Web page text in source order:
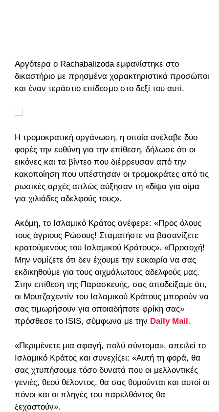
Αργότερα ο Rachabalizoda εμφανίστηκε στο
δικαστήριο με πρησμένα χαρακτηριστικά προσώπου
και έναν τεράστιο επίδεσμο στο δεξί του αυτί.
Η τρομοκρατική οργάνωση, η οποία ανέλαβε δύο
φορές την ευθύνη για την επίθεση, δήλωσε ότι οι
εικόνες και τα βίντεο που διέρρευσαν από την
κακοποίηση που υπέστησαν οι τρομοκράτες από τις
ρωσικές αρχές απλώς αύξησαν τη «δίψα για αίμα
για χιλιάδες αδελφούς τους».
Ακόμη, το Ισλαμικό Κράτος ανέφερε: «Προς όλους
τους άγριους Ρώσους! Σταματήστε να βασανίζετε
κρατούμενους του Ισλαμικού Κράτους». «Προσοχή!
Μην νομίζετε ότι δεν έχουμε την ευκαιρία να σας
εκδικηθούμε για τους αιχμάλωτους αδελφούς μας.
Στην επίθεση της Παρασκευής, σας αποδείξαμε ότι,
οι Μουτζαχεντίν του Ισλαμικού Κράτους μπορούν να
σας τιμωρήσουν για οποιαδήποτε φρίκη σας»
πρόσθεσε το ISIS, σύμφωνα με την Daily Mail.
«Περιμένετε μια σφαγή, πολύ σύντομα», απειλεί το
Ισλαμικό Κράτος και συνεχίζει: «Αυτή τη φορά, θα
σας χτυπήσουμε τόσο δυνατά που οι μελλοντικές
γενιές, θεού θέλοντος, θα σας θυμούνται και αυτοί οι
πόνοι και οι πληγές του παρελθόντος θα
ξεχαστούν».